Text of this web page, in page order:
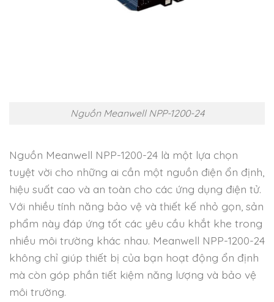
Nguồn Meanwell NPP-1200-24
Nguồn Meanwell NPP-1200-24 là một lựa chọn
tuyệt vời cho những ai cần một nguồn điện ổn định,
hiệu suất cao và an toàn cho các ứng dụng điện tử.
Với nhiều tính năng bảo vệ và thiết kế nhỏ gọn, sản
phẩm này đáp ứng tốt các yêu cầu khắt khe trong
nhiều môi trường khác nhau. Meanwell NPP-1200-24
không chỉ giúp thiết bị của bạn hoạt động ổn định
mà còn góp phần tiết kiệm năng lượng và bảo vệ
môi trường.